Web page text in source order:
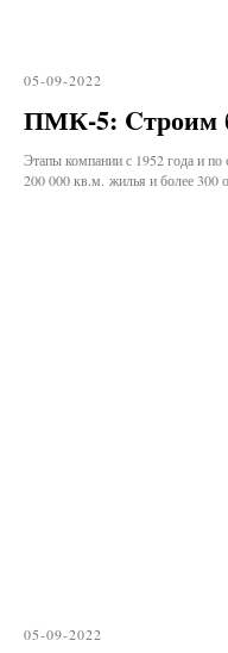
05-09-2022
ПМК-5: Cтроим
Этапы компании с 1952 года и по
200 000 кв.м. жилья и более 300
05-09-2022